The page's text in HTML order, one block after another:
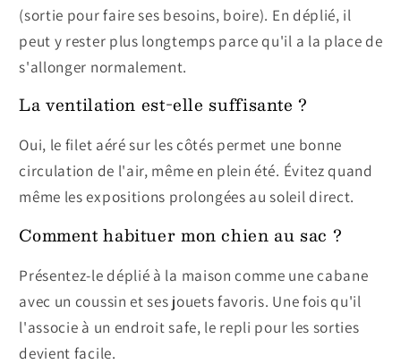
(sortie pour faire ses besoins, boire). En déplié, il
peut y rester plus longtemps parce qu'il a la place de
s'allonger normalement.
La ventilation est-elle suffisante ?
Oui, le filet aéré sur les côtés permet une bonne
circulation de l'air, même en plein été. Évitez quand
même les expositions prolongées au soleil direct.
Comment habituer mon chien au sac ?
Présentez-le déplié à la maison comme une cabane
avec un coussin et ses jouets favoris. Une fois qu'il
l'associe à un endroit safe, le repli pour les sorties
devient facile.